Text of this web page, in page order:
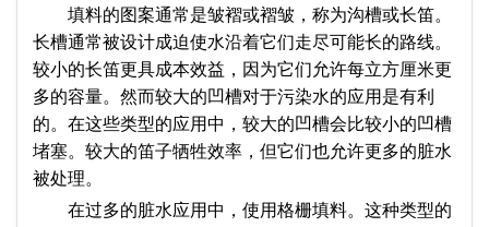
填料的图案通常是皱褶或褶皱，称为沟槽或长笛。
长槽通常被设计成迫使水沿着它们走尽可能长的路线。
较小的长笛更具成本效益，因为它们允许每立方厘米更
多的容量。然而较大的凹槽对于污染水的应用是有利
的。在这些类型的应用中，较大的凹槽会比较小的凹槽
堵塞。较大的笛子牺牲效率，但它们也允许更多的脏水
被处理。
在过多的脏水应用中，使用格栅填料。这种类型的